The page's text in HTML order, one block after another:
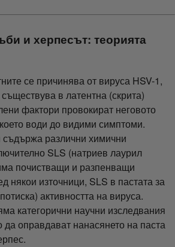
и херпесът: теорията
се причинява от вируса HSV-1,
в латентна (скрита)
фактори провокират неговото
води до видими симптоми.
съдържа различни химични
SLS (натриев лаурил
почистващи и разпенващи
някои източници, SLS в пастата за
активността на вируса.
категорични научни изследвания
да оправдават нанасянето на паста